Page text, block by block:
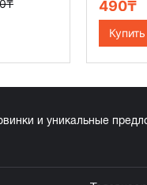
490₸
Купить
и уникальные